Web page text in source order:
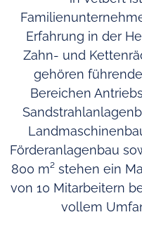
Erfahrung in der
Zahn- und
gehören
Bereichen
Förderanlagenbau
800 m² stehen ein
von 10 Mitarbeitern
vollem